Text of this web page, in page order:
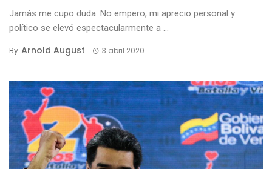
Jamás me cupo duda. No empero, mi aprecio personal y
político se elevó espectacularmente a ...
By Arnold August 3 abril 2020